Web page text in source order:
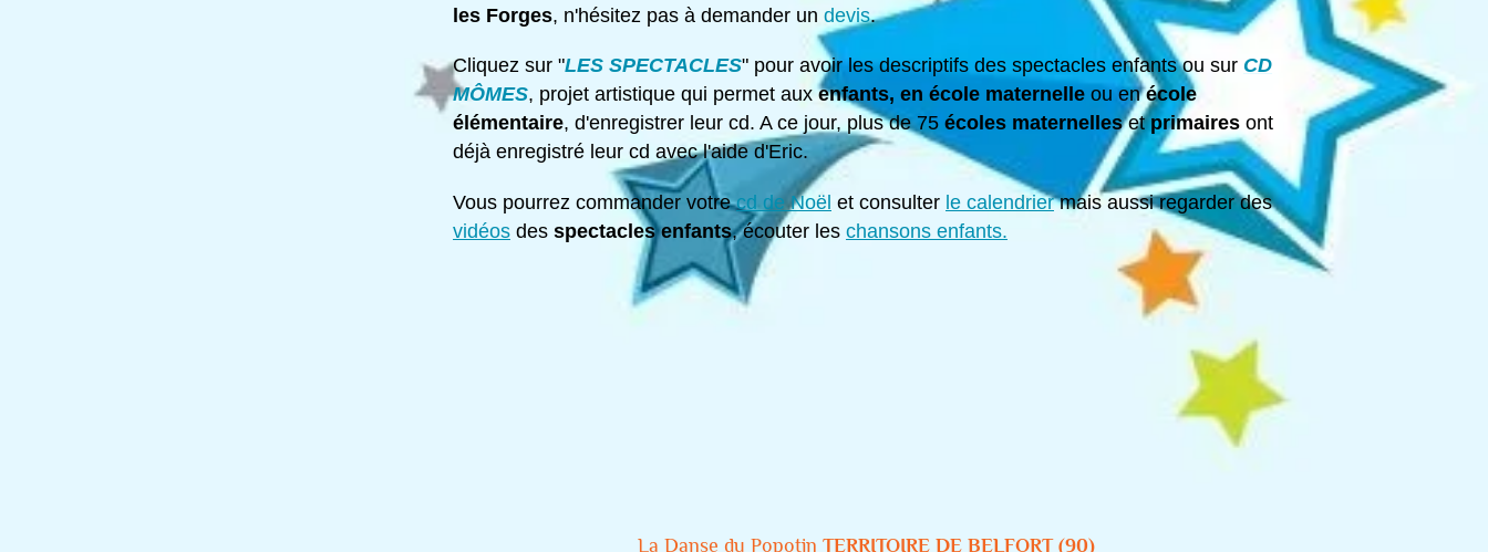
les Forges, n'hésitez pas à demander un devis.
Cliquez sur "LES SPECTACLES" pour avoir les descriptifs des spectacles enfants ou sur CD
MÔMES, projet artistique qui permet auxenfants, en école maternelle ou enécole
élémentaire, d'enregistrer leur cd. A ce jour, plus de 75 écoles maternellesetprimaires ont
déjà enregistré leur cd avec l'aide d'Eric.
Vous pourrez commander votrecd de Noël et consulter le calendriermais aussi regarder des
vidéos des spectacles enfants, écouter les chansons enfants.
La Danse du Popotin TERRITOIRE DE BELFORT(90)